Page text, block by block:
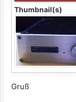
Thumbnail(s)
Gruß